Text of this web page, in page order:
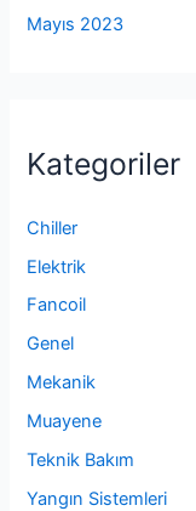
Mayıs 2023
Kategoriler
Chiller
Elektrik
Fancoil
Genel
Mekanik
Muayene
Teknik Bakım
Yangın Sistemleri